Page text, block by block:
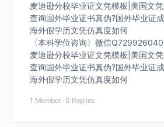
麦迪逊分校毕业证文凭模板|美国文
查询国外毕业证书真伪?国外毕业证
海外假学历文凭仿真度如何
〈本科学位咨询〉微信
麦迪逊分校毕业证文凭模板|美国文
查询国外毕业证书真伪?国外毕业证
海外假学历文凭仿真度如何
1 Member · 0 Replies